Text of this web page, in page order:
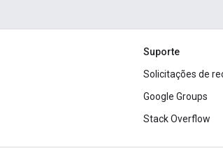
Suporte
Solicitações de
Google Groups
Stack Overflow